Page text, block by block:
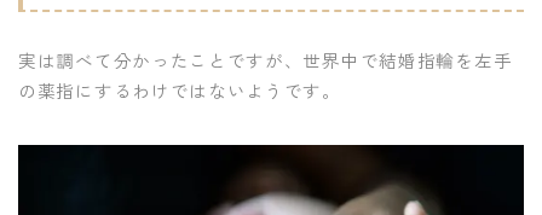
実は調べて分かったことですが、世界中で結婚指輪を左手
の薬指にするわけではないようです。